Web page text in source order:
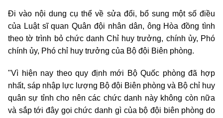
Đi vào nội dung cụ thể về sửa đổi, bổ sung một số điều
của Luật sĩ quan Quân đội nhân dân, ông Hòa đồng tình
theo tờ trình bỏ chức danh Chỉ huy trưởng, chính ủy, Phó
chính ủy, Phó chỉ huy trưởng của Bộ đội Biên phòng.
"Vì hiện nay theo quy định mới Bộ Quốc phòng đã hợp
nhất, sáp nhập lực lượng Bộ đội Biên phòng và Bộ chỉ huy
quân sự tỉnh cho nên các chức danh này không còn nữa
và sắp tới đây gọi chức danh gì của bộ đội biên phòng do